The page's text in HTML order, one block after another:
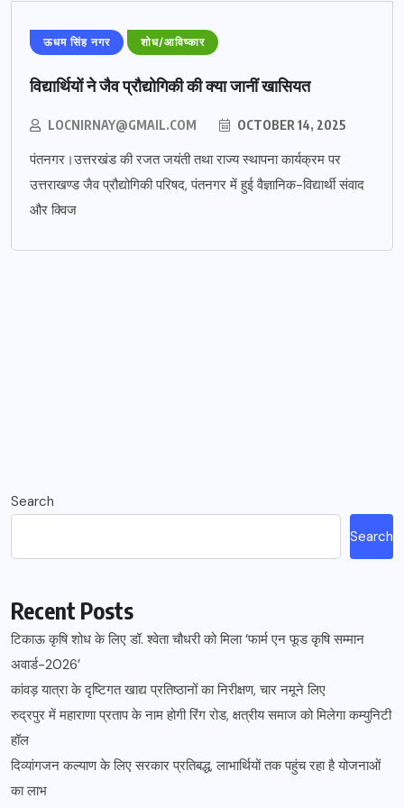
ऊधम सिंह नगर शोध/आविष्कार
विद्यार्थियों ने जैव प्रौद्योगिकी की क्या जानीं खासियत
LOCNIRNAY@GMAIL.COM OCTOBER 14, 2025
पंतनगर।उत्तरखंड की रजत जयंती तथा राज्य स्थापना कार्यक्रम पर
उत्तराखण्ड जैव प्रौद्योगिकी परिषद, पंतनगर में हुई वैज्ञानिक-विद्यार्थी संवाद
और क्विज
Search
Search
Recent Posts
टिकाऊ कृषि शोध के लिए डॉ. श्वेता चौधरी को मिला ‘फार्म एन फूड कृषि सम्मान
अवार्ड-2026’
कांवड़ यात्रा के दृष्टिगत खाद्य प्रतिष्ठानों का निरीक्षण, चार नमूने लिए
रुद्रपुर में महाराणा प्रताप के नाम होगी रिंग रोड, क्षत्रीय समाज को मिलेगा कम्युनिटी
हॉल
दिव्यांगजन कल्याण के लिए सरकार प्रतिबद्ध, लाभार्थियों तक पहुंच रहा है योजनाओं
का लाभ